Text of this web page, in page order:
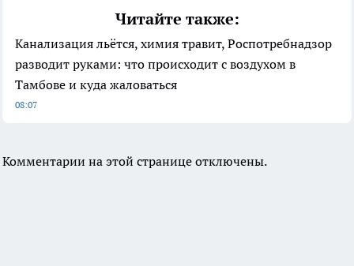
Читайте также:
Канализация льётся, химия травит, Роспотребнадзор
разводит руками: что происходит с воздухом в
Тамбове и куда жаловаться
08:07
Комментарии на этой странице отключены.